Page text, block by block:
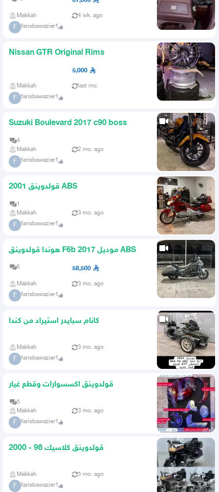
Makkah 4 wk. ago
F farisbawazier1
Nissan GTR Original Rims
5,000
Makkah last mo.
F farisbawazier1
Suzuki Boulevard 2017 c90 boss
4
Makkah
2 mo. ago
F farisbawazier1
قولدوينق 2001 ABS
1
Makkah
3 mo. ago
F farisbawazier1
هوندا قولدوينق F6b موديل 2017 ABS
6 58,500
Makkah 3 mo. ago
F farisbawazier1
كانام سبايدر استيراد من كندا
Makkah 3 mo. ago
F farisbawazier1
قولدوينق اكسسوارات وقطع غيار
5
Makkah
3 mo. ago
F farisbawazier1
قولدوينق كلاسيك 98 - 2000
Makkah 5 mo. ago
F farisbawazier1